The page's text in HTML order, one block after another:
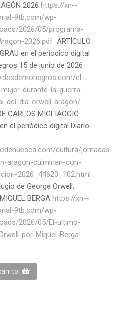
2026 https://xn--
9tb.com/wp-
2026/05/programa-
2026.pdf ARTÍCULO
en el periódico digital
15 de junio de 2026
el-
durante-la-guerra-
del-dia-orwell-aragon/
CARLOS MIGLIACCIO
el periódico digital Diario
cultura/jornadas-
aragon-culminan-con-
2026_44620_102.html
de George Orwell,
BERGA https://xn--
9tb.com/wp-
2026/05/El-ultimo-
por-Miquel-Berga-